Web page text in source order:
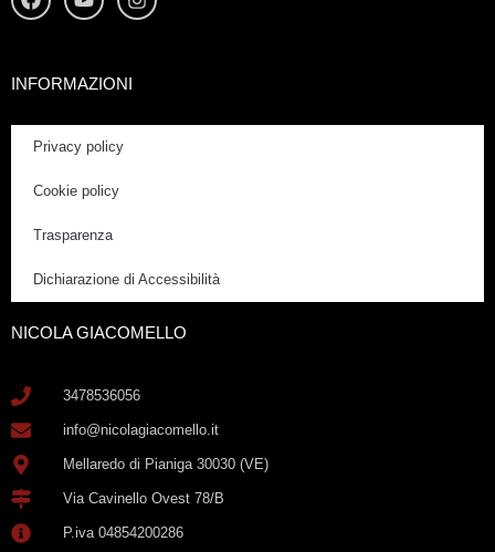
INFORMAZIONI
Privacy policy
Cookie policy
Trasparenza
Dichiarazione di Accessibilità
NICOLA GIACOMELLO
3478536056
info@nicolagiacomello.it
Mellaredo di Pianiga 30030 (VE)
Via Cavinello Ovest 78/B
P.iva 04854200286